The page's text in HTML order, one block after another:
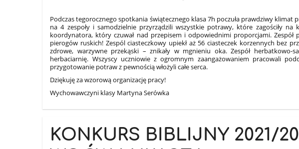
Podczas tegorocznego spotkania świątecznego klasa 7h poczuła prawdziwy
na 4 zespoły i samodzielnie przyrządzili wszystkie potrawy, które zagościły na
koordynatora, który czuwał nad przepisem i odpowiednimi proporcjami. Zespół
pierogów ruskich! Zespól ciasteczkowy upiekł aż 56 ciasteczek korzennych bez
zdrowe, warzywne przekąski – znikały w mgnieniu oka. Zespół herbatkowo-
herbaciarnię. Wszyscy uczniowie z ogromnym zaangażowaniem pracowali
przygotowanie potraw z pewnością włożyli całe serca.
Dziękuję za wzorową organizację pracy!
Wychowawczyni klasy Martyna Serówka
KONKURS BIBLIJNY 2021/